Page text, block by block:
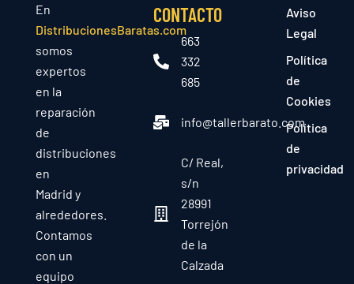
En
DistribucionesBaratas.com
somos
expertos
en la
reparación
de
distribuciones
en
Madrid y
alrededores.
Contamos
con un
equipo
CONTACTO
663
332
685
info@tallerbarato.com
C/ Real,
s/n
28991
Torrejón
de la
Calzada
Aviso
Legal
Política
de
Cookies
Política
de
privacidad